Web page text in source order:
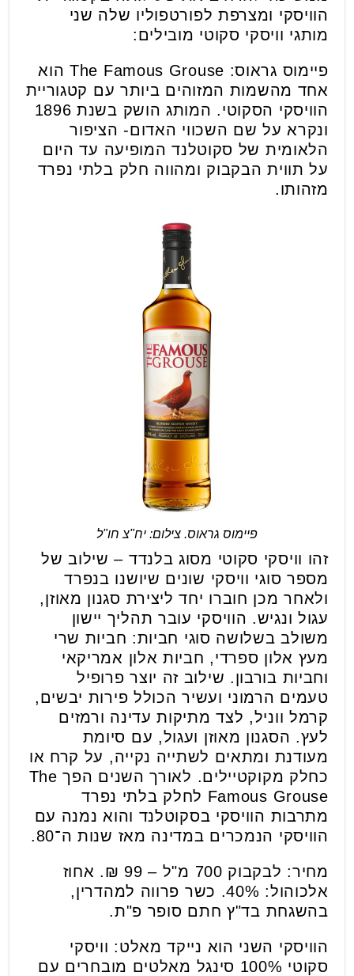
הוויסקי ומצרפת לפורטפוליו שלה שני
מותגי וויסקי סקוטי מובילים:
פיימוס גראוס: The Famous Grouse הוא
אחד מהשמות המזוהים ביותר עם קטגוריית
הוויסקי הסקוטי. המותג הושק בשנת 1896
ונקרא על שם השכווי האדום- הציפור
הלאומית של סקוטלנד המופיעה עד היום
על תווית הבקבוק ומהווה חלק בלתי נפרד
מזהותו.
פיימוס גראוס. צילום: יח"צ חו"ל
זהו וויסקי סקוטי מסוג בלנדד – שילוב של
מספר סוגי וויסקי שונים שיושנו בנפרד
ולאחר מכן חוברו יחד ליצירת סגנון מאוזן,
עגול ונגיש. הוויסקי עובר תהליך יישון
משולב בשלושה סוגי חביות: חביות שרי
מעץ אלון ספרדי, חביות אלון אמריקאי
וחביות בורבון. שילוב זה יוצר פרופיל
טעמים הרמוני ועשיר הכולל פירות יבשים,
קרמל ווניל, לצד מתיקות עדינה ורמזים
לעץ. הסגנון מאוזן ועגול, עם סיומת
מעודנת ומתאים לשתייה נקייה, על קרח או
כחלק מקוקטיילים. לאורך השנים הפך The
Famous Grouse לחלק בלתי נפרד
מתרבות הוויסקי בסקוטלנד והוא נמנה עם
הוויסקי הנמכרים במדינה מאז שנות ה־80.
מחיר: לבקבוק 700 מ"ל – 99 ₪. אחוז
אלכוהול: 40%. כשר פרווה למהדרין,
בהשגחת בד"ץ חתם סופר פ"ת.
הוויסקי השני הוא נייקד מאלט: וויסקי
סקוטי 100% סינגל מאלטים מובחרים עם